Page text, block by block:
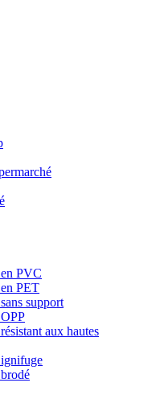
PVC
PET
support
aux hautes